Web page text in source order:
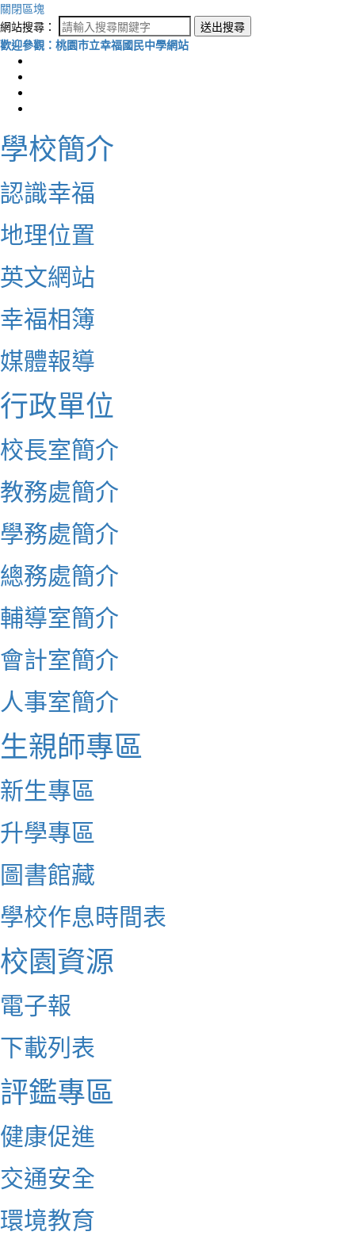
關閉區塊
網站搜尋：
送出搜尋
歡迎參觀：桃園市立幸福國民中學網站
學校簡介
認識幸福
地理位置
英文網站
幸福相簿
媒體報導
行政單位
校長室簡介
教務處簡介
學務處簡介
總務處簡介
輔導室簡介
會計室簡介
人事室簡介
生親師專區
新生專區
升學專區
圖書館藏
學校作息時間表
校園資源
電子報
下載列表
評鑑專區
健康促進
交通安全
環境教育